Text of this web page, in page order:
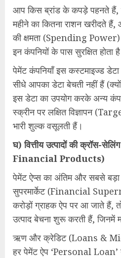
आप किस ब्रांड के कपड़े पहनते हैं,
महीने का कितना राशन खरीदते
की क्षमता (Spending Power)
इन कंपनियों के पास सुरक्षित होता
पेमेंट कंपनियाँ इस कस्टमाइज्ड
सीधे आपका डेटा बेचती नहीं हैं
इस डेटा का उपयोग करके अन्य
स्क्रीन पर लक्षित विज्ञापन
भारी शुल्क वसूलती हैं।
घ) वित्तीय उत्पादों की क्रॉस-
Financial Products)
पेमेंट ऐप्स का अंतिम और सबसे बड़ा
सुपरमार्केट (Financial
करोड़ों ग्राहक ऐप पर आ जाते हैं,
उत्पाद बेचना शुरू करती हैं, जिनमें
ऋण और क्रेडिट (Loans &
हर पेमेंट ऐप ‘Personal